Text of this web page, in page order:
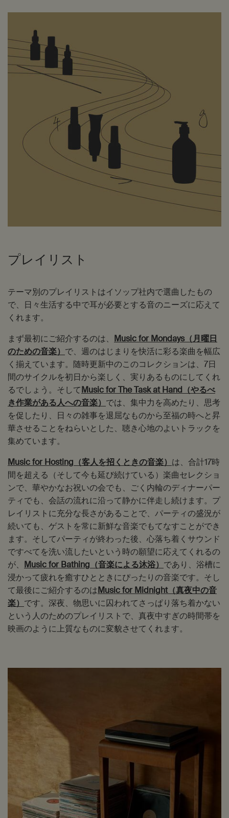
プレイリスト
テーマ別のプレイリストはイソップ社内で選曲したもの
で、日々生活する中で耳が必要とする音のニーズに応えて
くれます。
まず最初にご紹介するのは、 Music for Mondays（月曜日
のための音楽） で、週のはじまりを快活に彩る楽曲を幅広
く揃えています。随時更新中のこのコレクションは、7日
間のサイクルを初日から楽しく、実りあるものにしてくれ
るでしょう。そしてMusic for The Task at Hand（やるべ
き作業がある人への音楽） では、集中力を高めたり、思考
を促したり、日々の雑事を退屈なものから至福の時へと昇
華させることをねらいとした、聴き心地のよいトラックを
集めています。
Music for Hosting（客人を招くときの音楽） は、合計17時
間を超える（そして今も延び続けている）楽曲セレクショ
ンで、華やかなお祝いの会でも、ごく内輪のディナーパー
ティでも、会話の流れに沿って静かに伴走し続けます。プ
レイリストに充分な長さがあることで、パーティの盛況が
続いても、ゲストを常に新鮮な音楽でもてなすことができ
ます。そしてパーティが終わった後、心落ち着くサウンド
ですべてを洗い流したいという時の願望に応えてくれるの
が、 Music for Bathing（音楽による沐浴） であり、浴槽に
浸かって疲れを癒すひとときにぴったりの音楽です。そし
て最後にご紹介するのはMusic for Midnight（真夜中の音
楽） です。深夜、物思いに囚われてさっぱり落ち着かない
という人のためのプレイリストで、真夜中すぎの時間帯を
映画のように上質なものに変貌させてくれます。